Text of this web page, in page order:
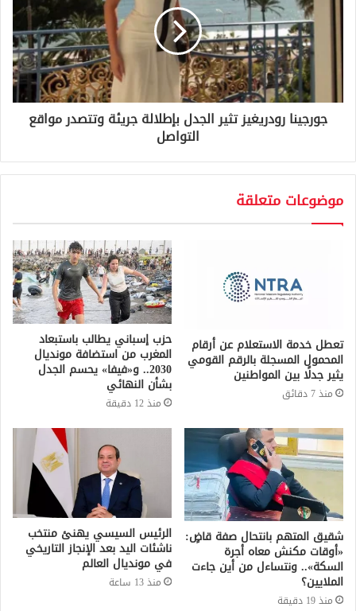
جورجينا رودريغيز تثير الجدل بإطلالة جريئة وتتصدر مواقع
التواصل
موضوعات متعلقة
تعطل خدمة الاستعلام عن أرقام
المحمول المسجلة بالرقم القومي
يثير جدلًا بين المواطنين
منذ 7 دقائق
حزب إسباني يطالب باستبعاد
المغرب من استضافة مونديال
2030.. و«فيفا» يحسم الجدل
بشأن النهائي
منذ 12 دقيقة
شقيق المتهم بانتحال صفة قاضٍ:
«أوقات مكنش معاه أجرة
السكة».. ونتساءل من أين جاءت
الملايين؟
منذ 19 دقيقة
الرئيس السيسي يهنئ منتخب
ناشئات اليد بعد الإنجاز التاريخي
في مونديال العالم
منذ 13 ساعة